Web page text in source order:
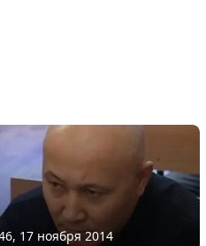
17 ноября 2014